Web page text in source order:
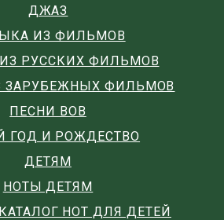
ДЖАЗ
ИЗ ФИЛЬМОВ
РУССКИХ ФИЛЬМОВ
ЗАРУБЕЖНЫХ ФИЛЬМОВ
ПЕСНИ ВОВ
ГОД И РОЖДЕСТВО
ДЕТЯМ
НОТЫ ДЕТЯМ
НОТ ДЛЯ ДЕТЕЙ